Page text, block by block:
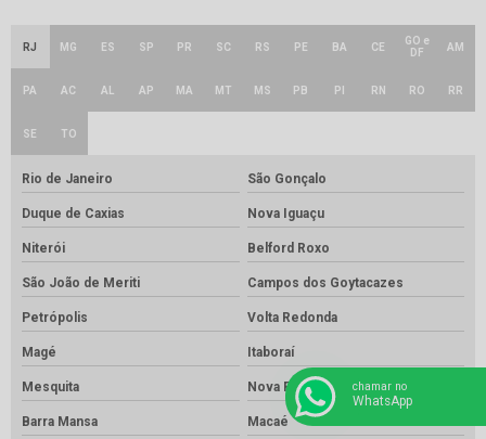
RJ MG ES SP PR SC RS PE BA CE
GO e
DF
AM
PA AC AL AP MA MT MS PB PI RN RO RR
SE TO
Rio de Janeiro São Gonçalo
Duque de Caxias Nova Iguaçu
Niterói Belford Roxo
São João de Meriti Campos dos Goytacazes
Petrópolis Volta Redonda
Magé Itaboraí
Mesquita Nova Friburgo
Barra Mansa Macaé
chamar no
WhatsApp